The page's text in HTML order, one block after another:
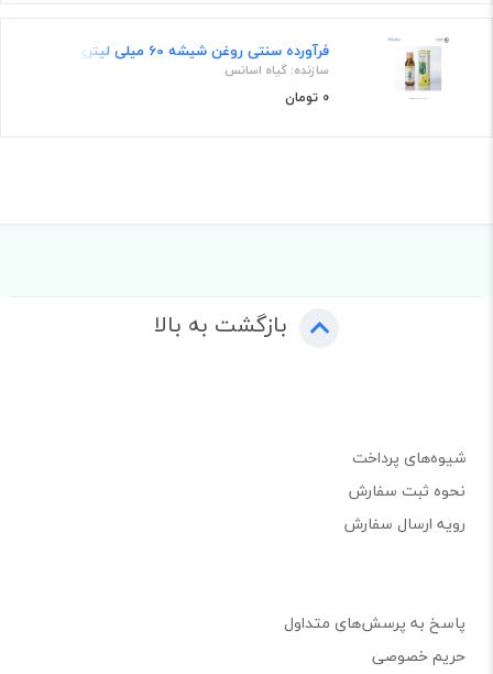
فرآورده سنتی روغن شیشه 60 میلی لیتری
سازنده: گیاه اسانس
0 تومان
بازگشت به بالا
شیوه‌های پرداخت
نحوه ثبت سفارش
رویه ارسال سفارش
پاسخ به پرسش‌های متداول
حریم خصوصی